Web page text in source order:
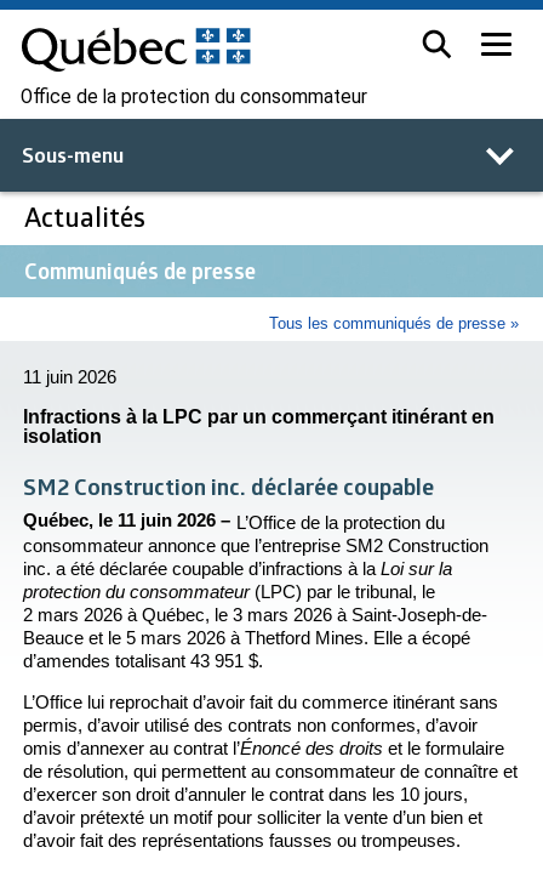
Office de la protection du consommateur
Sous-menu
Actualités
Communiqués de presse
Tous les communiqués de presse »
11 juin 2026
Infractions à la LPC par un commerçant itinérant en
isolation
SM2 Construction inc. déclarée coupable
Québec, le 11 juin 2026 – L’Office de la protection du
consommateur annonce que l’entreprise SM2 Construction
inc. a été déclarée coupable d’infractions à la Loi sur la
protection du consommateur(LPC) par le tribunal, le
2 mars 2026 à Québec, le 3 mars 2026 à Saint-Joseph-de-
Beauce et le 5 mars 2026 à Thetford Mines. Elle a écopé
d’amendes totalisant 43 951 $.
L’Office lui reprochait d’avoir fait du commerce itinérant sans
permis, d’avoir utilisé des contrats non conformes, d’avoir
omis d’annexer au contrat l’Énoncé des droits et le formulaire
de résolution, qui permettent au consommateur de connaître et
d’exercer son droit d’annuler le contrat dans les 10 jours,
d’avoir prétexté un motif pour solliciter la vente d’un bien et
d’avoir fait des représentations fausses ou trompeuses.